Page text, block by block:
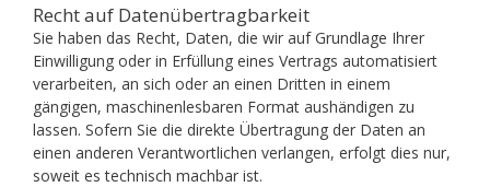
Recht auf Datenübertragbarkeit
Sie haben das Recht, Daten, die wir auf Grundlage Ihrer
Einwilligung oder in Erfüllung eines Vertrags automatisiert
verarbeiten, an sich oder an einen Dritten in einem
gängigen, maschinenlesbaren Format aushändigen zu
lassen. Sofern Sie die direkte Übertragung der Daten an
einen anderen Verantwortlichen verlangen, erfolgt dies nur,
soweit es technisch machbar ist.